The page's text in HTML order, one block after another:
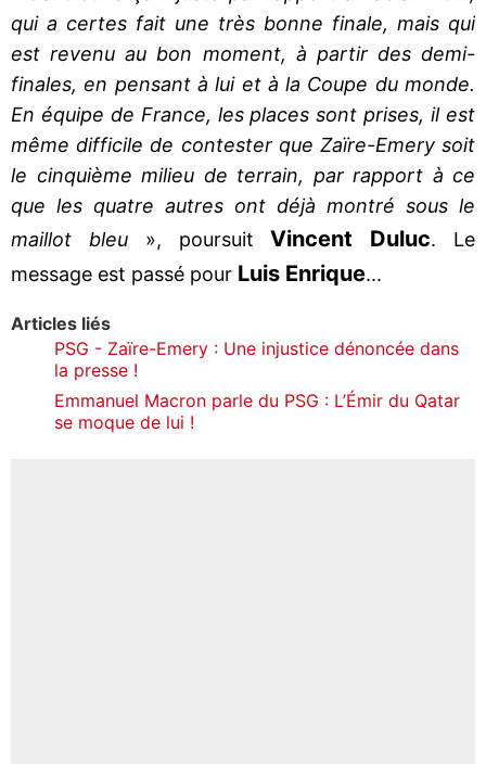
qui a certes fait une très bonne finale, mais qui
est revenu au bon moment, à partir des demi-
finales, en pensant à lui et à la Coupe du monde.
En équipe de France, les places sont prises, il est
même difficile de contester que Zaïre-Emery soit
le cinquième milieu de terrain, par rapport à ce
que les quatre autres ont déjà montré sous le
maillot bleu», poursuitVincent Duluc. Le
message est passé pour Luis Enrique...
Articles liés
PSG - Zaïre-Emery : Une injustice dénoncée dans
la presse !
Emmanuel Macron parle du PSG : L’Émir du Qatar
se moque de lui !